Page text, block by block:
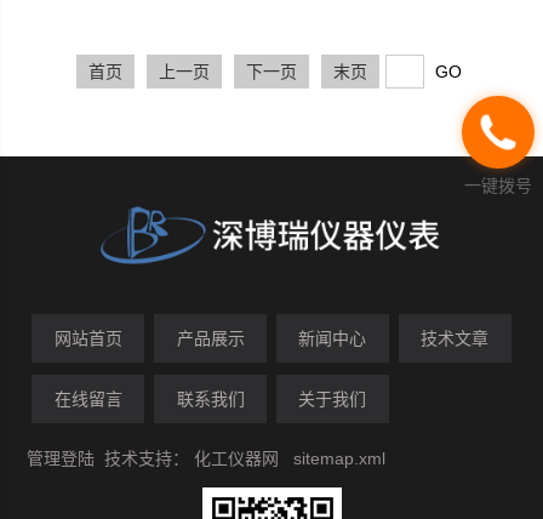
首页 上一页 下一页 末页
网站首页 产品展示 新闻中心 技术文章
在线留言 联系我们 关于我们
管理登陆 技术支持：化工仪器网 sitemap.xml
一键拨号